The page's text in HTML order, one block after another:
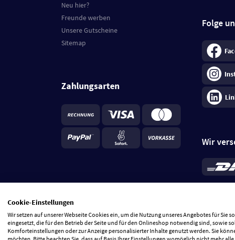
Neu hier?
Freunde werben
Unsere Gutscheine
Sitemap
Zahlungsarten
Folge
Wir
*Standard
je
Cookie-Einstellungen
Wir setzen auf unserer Webseite Cookies ein, um die Nutzung unseres Angebotes für Sie
eingesetzt, die für den Betrieb der Seite und für den Onlineshop notwendig sind, sowie
Komforteinstellungen oder zur Anzeige personalisierter Inhalte genutzt werden. Sie